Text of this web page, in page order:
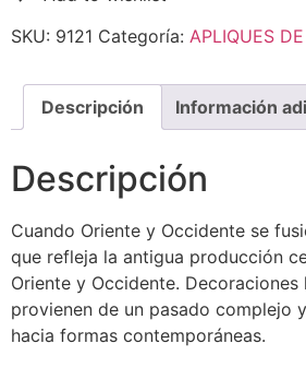
SKU: 9121 Categoría: APLIQUES
Descripción Información
Descripción
Cuando Oriente y Occidente se
que refleja la antigua producción
Oriente y Occidente. Decoraciones
provienen de un pasado complejo
hacia formas contemporáneas.